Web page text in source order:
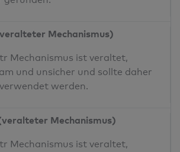
Mechanismus)
Mechanismus ist veraltet,
und unsicher und sollte daher
werden.
Mechanismus)
Mechanismus ist veraltet,